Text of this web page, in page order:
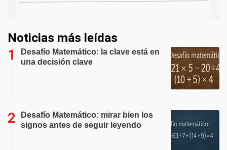
Noticias más leídas
Desafío Matemático: la clave está en
una decisión clave
Desafío Matemático: mirar bien los
signos antes de seguir leyendo